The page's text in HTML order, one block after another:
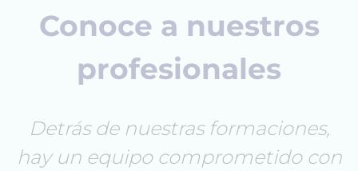
Conoce a nuestros
profesionales
Detrás de nuestras formaciones,
hay un equipo comprometido con